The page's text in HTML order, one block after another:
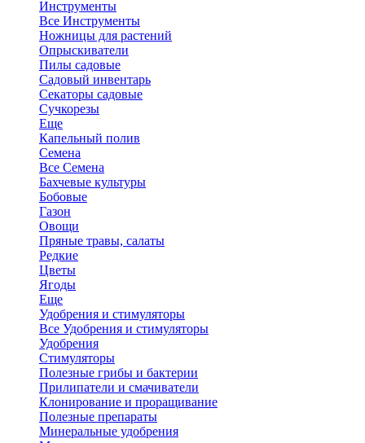
Инструменты
Все Инструменты
Ножницы для растений
Опрыскиватели
Пилы садовые
Садовый инвентарь
Секаторы садовые
Сучкорезы
Еще
Капельный полив
Семена
Все Семена
Бахчевые культуры
Бобовые
Газон
Овощи
Пряные травы, салаты
Редкие
Цветы
Ягоды
Еще
Удобрения и стимуляторы
Все Удобрения и стимуляторы
Удобрения
Стимуляторы
Полезные грибы и бактерии
Прилипатели и смачиватели
Клонирование и проращивание
Полезные препараты
Минеральные удобрения